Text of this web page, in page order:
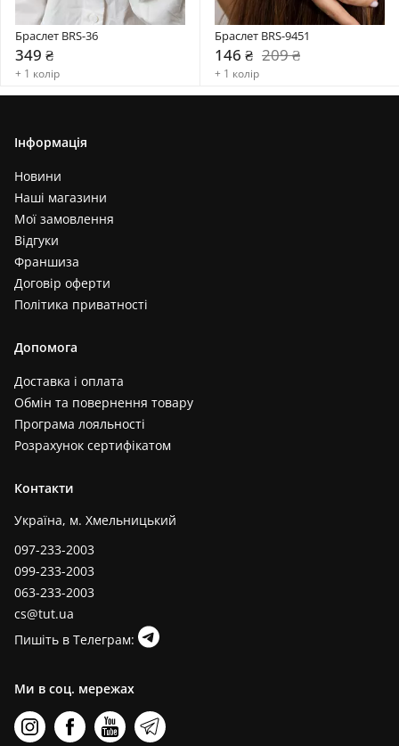
Браслет BRS-36
349 ₴
+ 1 колір
Браслет BRS-9451
146 ₴ 209 ₴
+ 1 колір
Інформація
Новини
Наші магазини
Мої замовлення
Відгуки
Франшиза
Договір оферти
Політика приватності
Допомога
Доставка і оплата
Обмін та повернення товару
Програма лояльності
Розрахунок сертифікатом
Контакти
Україна, м. Хмельницький
097-233-2003
099-233-2003
063-233-2003
cs@tut.ua
Пишіть в Телеграм:
Ми в соц. мережах